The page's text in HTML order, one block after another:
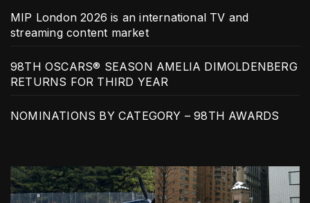
MIP London 2026 is an international TV and
streaming content market
98TH OSCARS® SEASON AMELIA DIMOLDENBERG
RETURNS FOR THIRD YEAR
NOMINATIONS BY CATEGORY – 98TH AWARDS